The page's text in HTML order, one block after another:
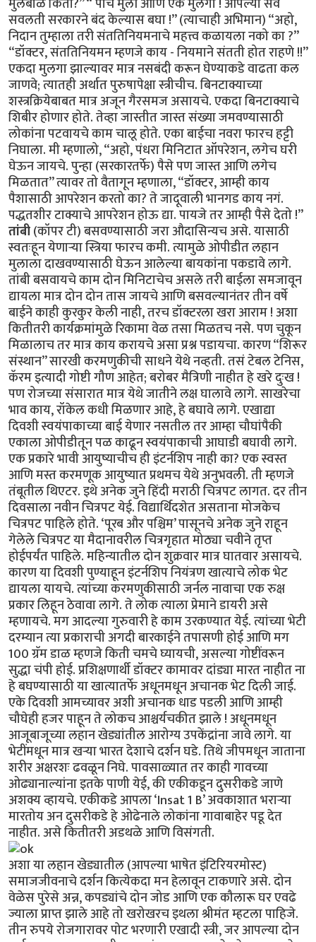
सवलती सरकारने बंद केल्यास बघा !” (त्याचाही अभिमान) “अहो,
निदान तुम्हाला तरी संततिनियमनाचे महत्त्व कळायला नको का ?”
“डॉक्टर, संततिनियमन म्हणजे काय - नियमाने संतती होत राहणे !!”
एकदा मुलगा झाल्यावर मात्र नसबंदी करून घेण्याकडे वाढता कल
जाणवे; त्यातही अर्थात पुरुषापेक्षा स्त्रीचीच. बिनटाक्याच्या
शस्त्रक्रियेबाबत मात्र अजून गैरसमज असायचे. एकदा बिनटाक्याचे
शिबीर होणार होते. तेव्हा जास्तीत जास्त संख्या जमवण्यासाठी
लोकांना पटवायचे काम चालू होते. एका बाईचा नवरा फारच हट्टी
निघाला. मी म्हणालो, “अहो, पंधरा मिनिटात ऑपरेशन, लगेच घरी
घेऊन जायचे. पुन्हा (सरकारतर्फे) पैसे पण जास्त आणि लगेच
मिळतात” त्यावर तो वैतागून म्हणाला, “डॉक्टर, आम्ही काय
पैशासाठी आपरेशन करतो का? ते जादूवाली भानगड काय नगं.
पद्धतशीर टाक्याचे आपरेशन होऊ द्या. पायजे तर आम्ही पैसे देतो !”
तांबी(कॉपर टी) बसवण्यासाठी जरा औदासिन्यच असे. यासाठी
स्वतःहून येणाऱ्या स्त्रिया फारच कमी. त्यामुळे ओपीडीत लहान
मुलाला दाखवण्यासाठी घेऊन आलेल्या बायकांना पकडावे लागे.
तांबी बसवायचे काम दोन मिनिटाचेच असले तरी बाईला समजावून
द्यायला मात्र दोन दोन तास जायचे आणि बसवल्यानंतर तीन वर्षे
बाईने काही कुरकुर केली नाही, तरच डॉक्टरला खरा आराम ! अशा
कितीतरी कार्यक्रमांमुळे रिकामा वेळ तसा मिळतच नसे. पण चुकून
मिळालाच तर मात्र काय करायचे असा प्रश्न पडायचा. कारण “शिरूर
संस्थान” सारखी करमणुकीची साधने येथे नव्हती. तसं टेबल टेनिस,
कॅरम इत्यादी गोष्टी गौण आहेत; बरोबर मैत्रिणी नाहीत हे खरे दुःख !
पण रोजच्या संसारात मात्र येथे जातीने लक्ष घालावे लागे. साखरेचा
भाव काय, रॉकेल कधी मिळणार आहे, हे बघावे लागे. एखाद्या
दिवशी स्वयंपाकाच्या बाई येणार नसतील तर आम्हा चौघांपैकी
एकाला ओपीडीतून पळ काढून स्वयंपाकाची आघाडी बघावी लागे.
एक प्रकारे भावी आयुष्याचीच ही इंटर्नशिप नाही का? एक स्वस्त
आणि मस्त करमणूक आयुष्यात प्रथमच येथे अनुभवली. ती म्हणजे
तंबूतील थिएटर. इथे अनेक जुने हिंदी मराठी चित्रपट लागत. दर तीन
दिवसाला नवीन चित्रपट येई. विद्यार्थिदशेत असताना मोजकेच
चित्रपट पाहिले होते. ‘पूरब और पश्चिम’ पासूनचे अनेक जुने राहून
गेलेले चित्रपट या मैदानावरील चित्रगृहात मोठ्या चवीने तृप्त
होईपर्यंत पाहिले. महिन्यातील दोन शुक्रवार मात्र घातवार असायचे.
कारण या दिवशी पुण्याहून इंटर्नशिप नियंत्रण खात्याचे लोक भेट
द्यायला यायचे. त्यांच्या करमणुकीसाठी जर्नल नावाचा एक रुक्ष
प्रकार लिहून ठेवावा लागे. ते लोक त्याला प्रेमाने डायरी असे
म्हणायचे. मग आदल्या गुरुवारी हे काम उरकण्यात येई. त्यांच्या भेटी
दरम्यान त्या प्रकाराची अगदी बारकाईने तपासणी होई आणि मग
100 ग्रॅम डाळ म्हणजे किती चमचे घ्यायची, असल्या गोष्टींवरून
सुद्धा चंपी होई. प्रशिक्षणार्थी डॉक्टर कामावर दांड्या मारत नाहीत ना
हे बघण्यासाठी या खात्यातर्फे अधूनमधून अचानक भेट दिली जाई.
एके दिवशी आमच्यावर अशी अचानक धाड पडली आणि आम्ही
चौघेही हजर पाहून ते लोकच आश्चर्यचकीत झाले ! अधूनमधून
आजूबाजूच्या लहान खेड्यांतील आरोग्य उपकेंद्रांना जावे लागे. या
भेटींमधून मात्र खऱ्या भारत देशाचे दर्शन घडे. तिथे जीपमधून जाताना
शरीर अक्षरशः ढवळून निघे. पावसाळ्यात तर काही गावच्या
ओढ्यानाल्यांना इतके पाणी येई, की एकीकडून दुसरीकडे जाणे
अशक्य व्हायचे. एकीकडे आपला ‘Insat 1 B’ अवकाशात भराऱ्या
मारतोय अन दुसरीकडे हे ओढेनाले लोकांना गावाबाहेर पडू देत
नाहीत. असे कितीतरी अडथळे आणि विसंगती.
अशा या लहान खेड्यातील (आपल्या भाषेत इंटिरियरमोस्ट)
समाजजीवनाचे दर्शन कित्येकदा मन हेलावून टाकणारे असे. दोन
वेळेस पुरेसे अन्न, कपड्यांचे दोन जोड आणि एक कौलारू घर एवढे
ज्याला प्राप्त झाले आहे तो खरोखरच इथला श्रीमंत म्हटला पाहिजे.
तीन रुपये रोजगारावर पोट भरणारी एखादी स्त्री, जर आपल्या दोन